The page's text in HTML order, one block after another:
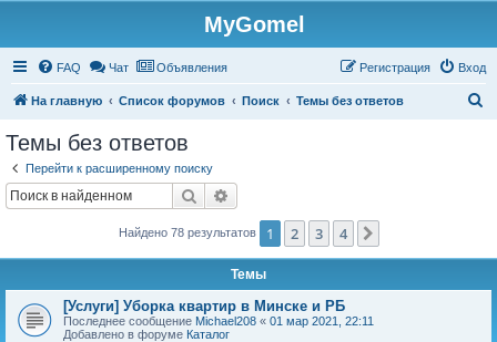
MyGomel
FAQ Чат Объявления Вход
Регистрация
На главную Список форумов Поиск Темы без ответов
Темы без ответов
Перейти к расширенному поиску
Поиск
Найдено 78 результатов 1 2 3 4
Темы
[Услуги] Уборка квартир в Минске и РБ
Последнее сообщение Michael208 « 01 мар 2021, 22:11
Добавлено в форуме Каталог